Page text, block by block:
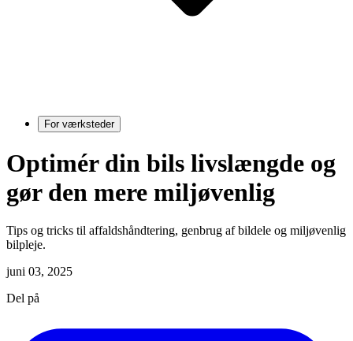
For værksteder
Optimér din bils livslængde og
gør den mere miljøvenlig
Tips og tricks til affaldshåndtering, genbrug af bildele og miljøvenlig
bilpleje.
juni 03, 2025
Del på